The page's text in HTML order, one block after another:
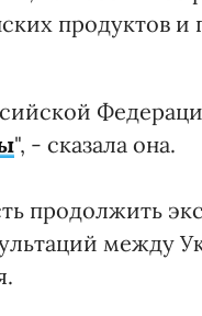
продуктов
", - сказала она.
продолжить
между